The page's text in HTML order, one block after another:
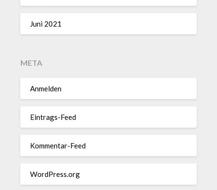
Juni 2021
META
Anmelden
Eintrags-Feed
Kommentar-Feed
WordPress.org